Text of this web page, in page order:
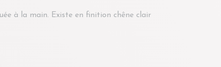
à la main. Existe en finition chêne clair